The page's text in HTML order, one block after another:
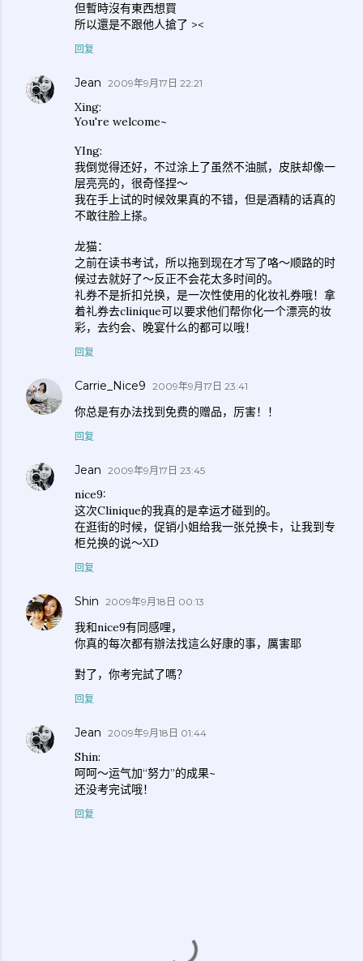
但暫時沒有東西想買
所以還是不跟他人搶了 ><
回复
Jean 2009年9月17日 22:21
Xing:
You're welcome~
YIng:
我倒觉得还好，不过涂上了虽然不油腻，皮肤却像一
层亮亮的，很奇怪捏～
我在手上试的时候效果真的不错，但是酒精的话真的
不敢往脸上搽。
龙猫：
之前在读书考试，所以拖到现在才写了咯～顺路的时
候过去就好了～反正不会花太多时间的。
礼券不是折扣兑换，是一次性使用的化妆礼券哦！拿
着礼券去clinique可以要求他们帮你化一个漂亮的妆
彩，去约会、晚宴什么的都可以哦！
回复
Carrie_Nice9 2009年9月17日 23:41
你总是有办法找到免费的赠品，厉害！！
回复
Jean 2009年9月17日 23:45
nice9:
这次Clinique的我真的是幸运才碰到的。
在逛街的时候，促销小姐给我一张兑换卡，让我到专
柜兑换的说～XD
回复
Shin 2009年9月18日 00:13
我和nice9有同感哩，
你真的每次都有辦法找這么好康的事，厲害耶
對了，你考完試了嗎？
回复
Jean 2009年9月18日 01:44
Shin:
呵呵～运气加“努力”的成果~
还没考完试哦！
回复